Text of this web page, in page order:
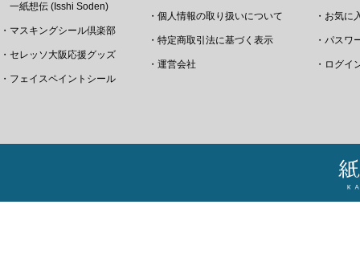
一紙想伝 (Isshi Soden)
・マスキングシール倶楽部
・セレッソ大阪応援グッズ
・フェイスペイントシール
・個人情報の取り扱いについて
・特定商取引法に基づく表示
・運営会社
・お気に
・パスワ
・ログイ